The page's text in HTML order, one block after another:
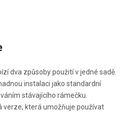
dva způsoby použití v jedné sadě.
instalaci jako standardní
stávajícího rámečku.
která umožňuje používat